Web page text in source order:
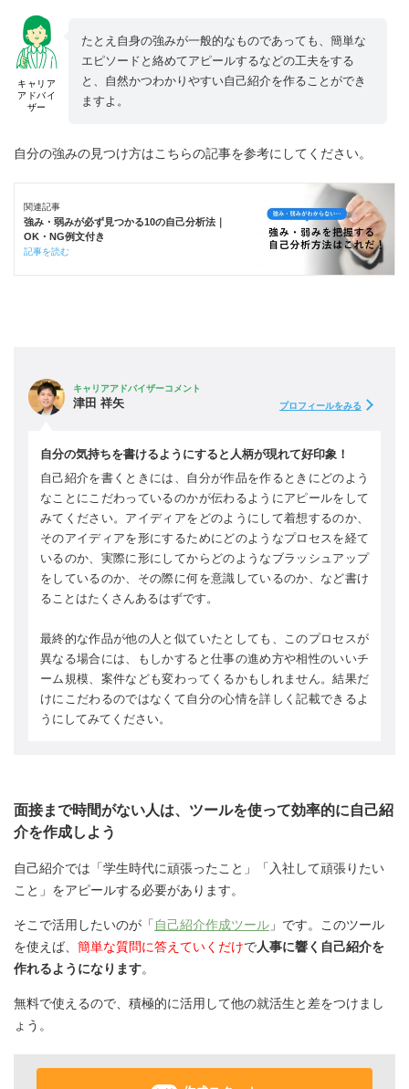
キャリア
アドバイ
ザー
たとえ自身の強みが一般的なものであっても、簡単な
エピソードと絡めてアピールするなどの工夫をする
と、自然かつわかりやすい自己紹介を作ることができ
ますよ。
自分の強みの見つけ方はこちらの記事を参考にしてください。
関連記事
強み・弱みが必ず見つかる10の自己分析法｜
OK・NG例文付き
記事を読む
キャリアアドバイザーコメント
津田 祥矢 プロフィールをみる
自分の気持ちを書けるようにすると人柄が現れて好印象！
自己紹介を書くときには、自分が作品を作るときにどのよう
なことにこだわっているのかが伝わるようにアピールをして
みてください。アイディアをどのようにして着想するのか、
そのアイディアを形にするためにどのようなプロセスを経て
いるのか、実際に形にしてからどのようなブラッシュアップ
をしているのか、その際に何を意識しているのか、など書け
ることはたくさんあるはずです。
最終的な作品が他の人と似ていたとしても、このプロセスが
異なる場合には、もしかすると仕事の進め方や相性のいいチ
ーム規模、案件なども変わってくるかもしれません。結果だ
けにこだわるのではなくて自分の心情を詳しく記載できるよ
うにしてみてください。
面接まで時間がない人は、ツールを使って効率的に自己紹
介を作成しよう
自己紹介では「学生時代に頑張ったこと」「入社して頑張りたい
こと」をアピールする必要があります。
そこで活用したいのが「 自己紹介作成ツール 」です。このツール
を使えば、 簡単な質問に答えていくだけで人事に響く自己紹介を
作れるようになります。
無料で使えるので、積極的に活用して他の就活生と差をつけまし
ょう。